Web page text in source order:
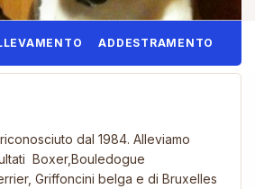
ADDESTRAMENTO
dal 1984. Alleviamo
Boxer,Bouledogue
Griffoncini belga e di Bruxelles